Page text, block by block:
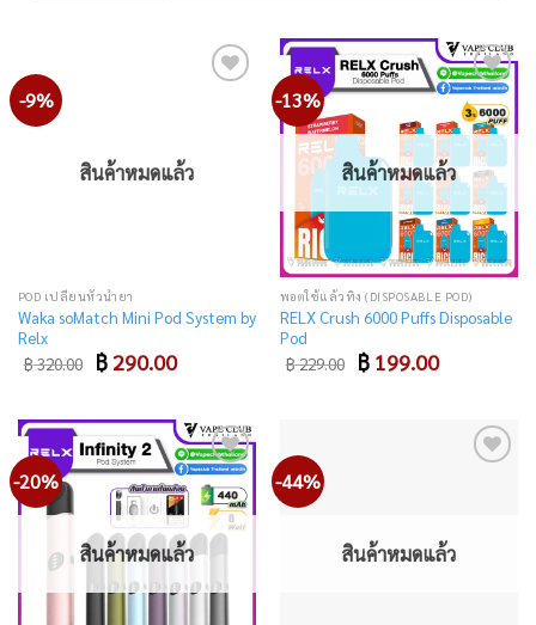
-9%
สินค้าหมดแล้ว
POD เปลี่ยนหัวน้ำยา
Waka soMatch Mini Pod System by
Relx
฿320.00 Original
price
฿290.00Current
price
-13%
Add
to
wishlist
สินค้าหมดแล้ว
พอตใช้แล้วทิ้ง (DISPOSABLE POD)
RELX Crush 6000 Puffs Disposable
Pod
฿229.00 Original
price
฿ 199.00Current
price
-20%
Add
to
wishlist
สินค้าหมดแล้ว
-44%
สินค้าหมดแล้ว